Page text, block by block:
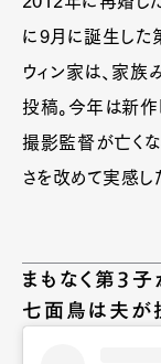
に9月に誕生した
ウィン家は、家族
投稿。今年は新
撮影監督が亡くな
さを改めて実感し
まもなく第3
七面鳥は夫が